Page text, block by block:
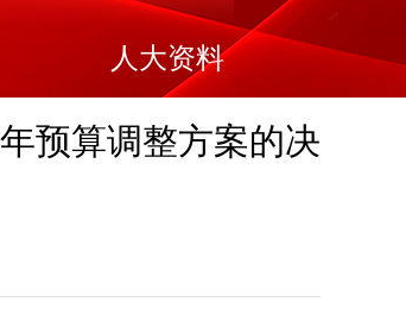
人大资料
预算调整方案的决